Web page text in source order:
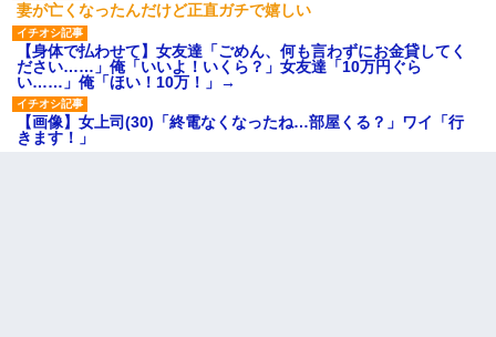
妻が亡くなったんだけど正直ガチで嬉しい
【身体で払わせて】女友達「ごめん、何も言わずにお金貸してく
ださい……」俺「いいよ！いくら？」女友達「10万円ぐら
い……」俺「ほい！10万！」→
【画像】女上司(30)「終電なくなったね…部屋くる？」ワイ「行
きます！」